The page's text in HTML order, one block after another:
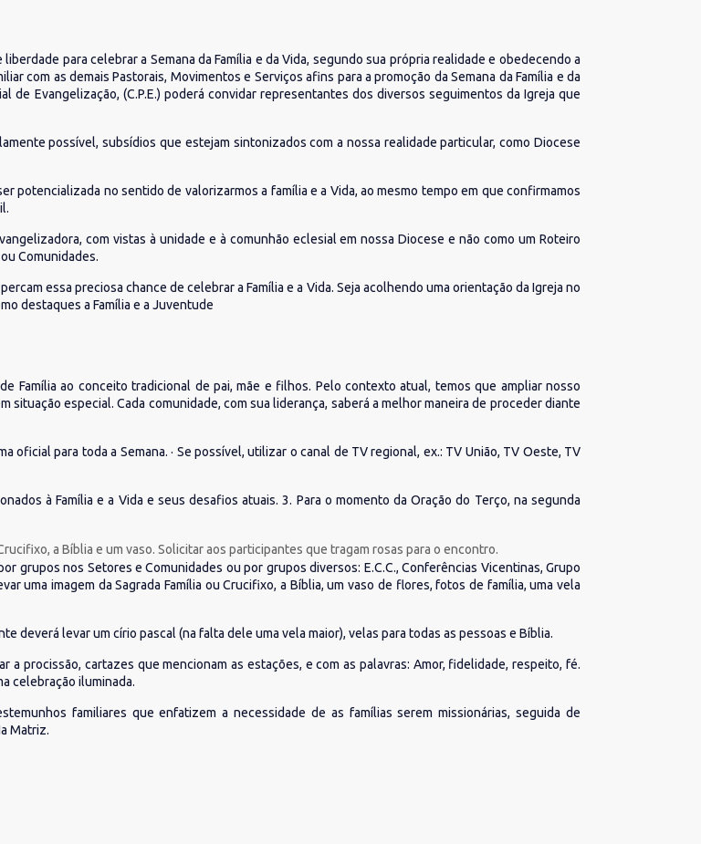
para celebrar a Semana da Família e da Vida, segundo sua própria realidade e obedecendo a
com as demais Pastorais, Movimentos e Serviços afins para a promoção da Semana da Família e da
de Evangelização, (C.P.E.) poderá convidar representantes dos diversos seguimentos da Igreja que
possível, subsídios que estejam sintonizados com a nossa realidade particular, como Diocese
potencializada no sentido de valorizarmos a família e a Vida, ao mesmo tempo em que confirmamos
com vistas à unidade e à comunhão eclesial em nossa Diocese e não como um Roteiro
Comunidades.
essa preciosa chance de celebrar a Família e a Vida. Seja acolhendo uma orientação da Igreja no
destaques a Família e a Juventude
Família ao conceito tradicional de pai, mãe e filhos. Pelo contexto atual, temos que ampliar nosso
especial. Cada comunidade, com sua liderança, saberá a melhor maneira de proceder diante
oficial para toda a Semana. · Se possível, utilizar o canal de TV regional, ex.: TV União, TV Oeste, TV
à Família e a Vida e seus desafios atuais. 3. Para o momento da Oração do Terço, na segunda
a Bíblia e um vaso. Solicitar aos participantes que tragam rosas para o encontro.
grupos nos Setores e Comunidades ou por grupos diversos: E.C.C., Conferências Vicentinas, Grupo
uma imagem da Sagrada Família ou Crucifixo, a Bíblia, um vaso de flores, fotos de família, uma vela
deverá levar um círio pascal (na falta dele uma vela maior), velas para todas as pessoas e Bíblia.
a procissão, cartazes que mencionam as estações, e com as palavras: Amor, fidelidade, respeito, fé.
celebração iluminada.
familiares que enfatizem a necessidade de as famílias serem missionárias, seguida de
Matriz.